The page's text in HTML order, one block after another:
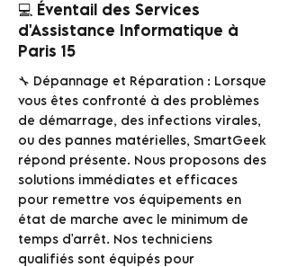
💻 Éventail des Services
d'Assistance Informatique à
Paris 15
🔧 Dépannage et Réparation : Lorsque
vous êtes confronté à des problèmes
de démarrage, des infections virales,
ou des pannes matérielles, SmartGeek
répond présente. Nous proposons des
solutions immédiates et efficaces
pour remettre vos équipements en
état de marche avec le minimum de
temps d'arrêt. Nos techniciens
qualifiés sont équipés pour